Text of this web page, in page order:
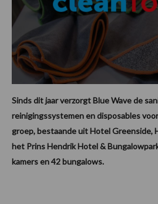
Sinds dit jaar verzorgt Blue Wave de
reinigingssystemen en disposables
groep, bestaande uit Hotel Greenside,
het Prins Hendrik Hotel &
kamers en 42 bungalows.